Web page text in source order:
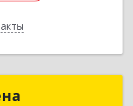
Елена